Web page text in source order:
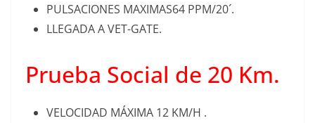
PULSACIONES MAXIMAS64 PPM/20´.
LLEGADA A VET-GATE.
Prueba Social de 20 Km.
VELOCIDAD MÁXIMA 12 KM/H .